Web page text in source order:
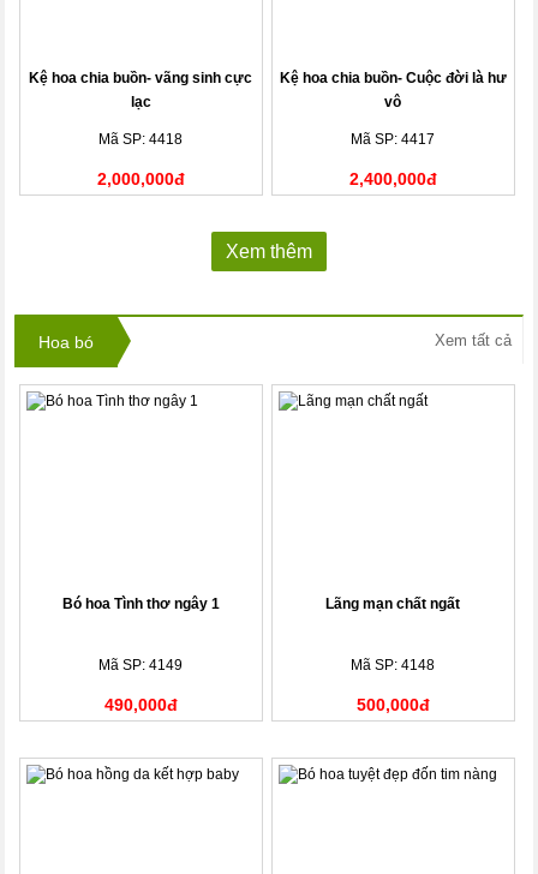
Kệ hoa chia buồn- vãng sinh cực
lạc
Mã SP: 4418
2,000,000đ
Kệ hoa chia buồn- Cuộc đời là hư
vô
Mã SP: 4417
2,400,000đ
Xem thêm
Hoa bó Xem tất cả
Bó hoa Tình thơ ngây 1
Mã SP: 4149
490,000đ
Lãng mạn chất ngất
Mã SP: 4148
500,000đ